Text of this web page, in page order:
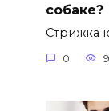
собаке?
Стрижка
0